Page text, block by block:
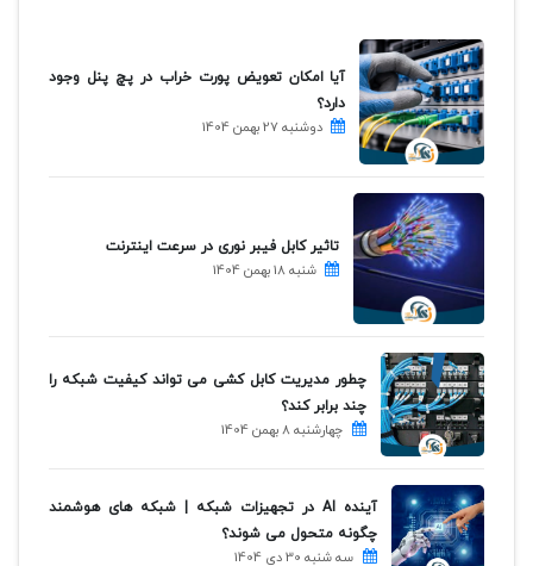
آیا امکان تعویض پورت خراب در پچ پنل وجود
دارد؟
دوشنبه 27 بهمن 1404
تاثیر کابل فیبر نوری در سرعت اینترنت
شنبه 18 بهمن 1404
چطور مدیریت کابل کشی می تواند کیفیت شبکه را
چند برابر کند؟
چهارشنبه 8 بهمن 1404
آینده AI در تجهیزات شبکه | شبکه های هوشمند
چگونه متحول می شوند؟
سه شنبه 30 دی 1404